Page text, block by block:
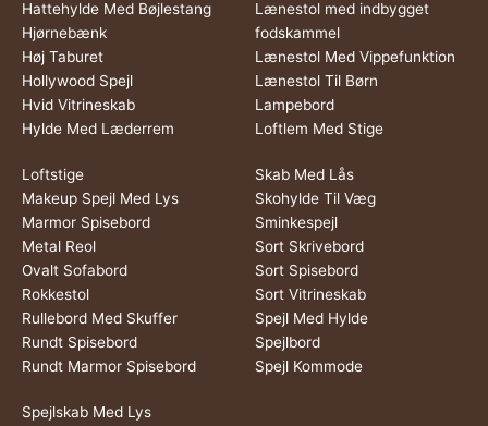
Hattehylde Med Bøjlestang
Hjørnebænk
Høj Taburet
Hollywood Spejl
Hvid Vitrineskab
Hylde Med Læderrem
Lænestol med indbygget
fodskammel
Lænestol Med Vippefunktion
Lænestol Til Børn
Lampebord
Loftlem Med Stige
Loftstige
Makeup Spejl Med Lys
Marmor Spisebord
Metal Reol
Ovalt Sofabord
Rokkestol
Rullebord Med Skuffer
Rundt Spisebord
Rundt Marmor Spisebord
Skab Med Lås
Skohylde Til Væg
Sminkespejl
Sort Skrivebord
Sort Spisebord
Sort Vitrineskab
Spejl Med Hylde
Spejlbord
Spejl Kommode
Spejlskab Med Lys